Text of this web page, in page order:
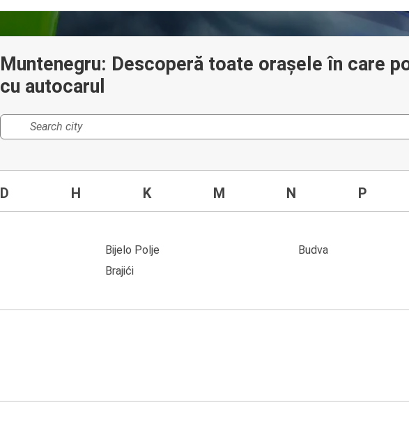
Muntenegru: Descoperă toate orașele în care
cu autocarul
D H K M N P
Bijelo Polje
Brajići
Budva